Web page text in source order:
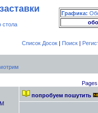
стола
Графика:
Список Досок| Поиск|
попробуем пошутить